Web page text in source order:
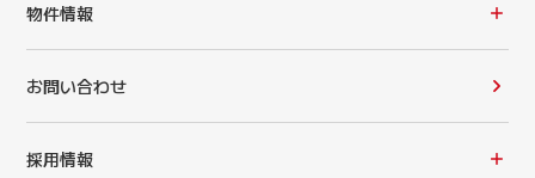
物件情報
お問い合わせ
採用情報